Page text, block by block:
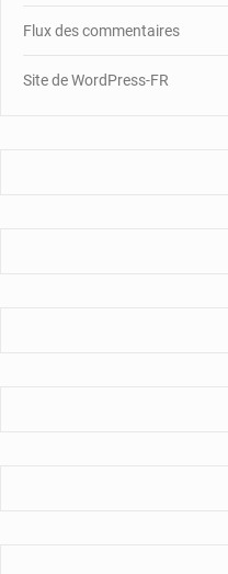
Flux des commentaires
Site de WordPress-FR